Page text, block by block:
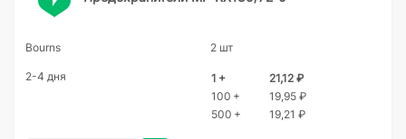
Bourns 2 шт
2-4 дня 1 +
21,12 ₽
100 +
19,95 ₽
500 +
19,21 ₽